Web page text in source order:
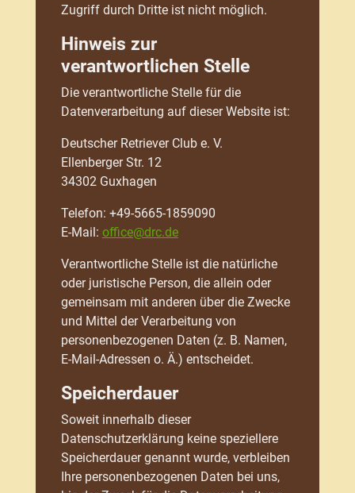
Zugriff durch Dritte ist nicht möglich.
Hinweis zur
verantwortlichen Stelle
Die verantwortliche Stelle für die
Datenverarbeitung auf dieser Website ist:
Deutscher Retriever Club e. V.
Ellenberger Str. 12
34302 Guxhagen
Telefon: +49-5665-1859090
E-Mail: office@drc.de
Verantwortliche Stelle ist die natürliche
oder juristische Person, die allein oder
gemeinsam mit anderen über die Zwecke
und Mittel der Verarbeitung von
personenbezogenen Daten (z. B. Namen,
E-Mail-Adressen o. Ä.) entscheidet.
Speicherdauer
Soweit innerhalb dieser
Datenschutzerklärung keine speziellere
Speicherdauer genannt wurde, verbleiben
Ihre personenbezogenen Daten bei uns,